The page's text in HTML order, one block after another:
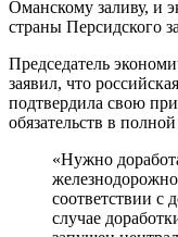
Оманскому заливу, и
страны Персидского
Председатель
заявил, что
подтвердила свою
обязательств в
«Нужно
соответствии с
случае